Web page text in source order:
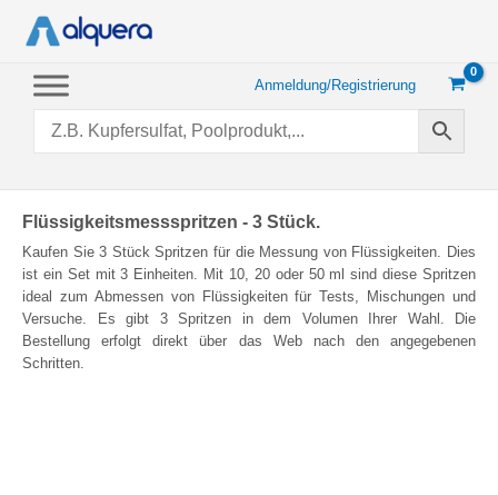
Inhalt
Anmeldung/Registrierung
Flüssigkeitsmessspritzen - 3 Stück.
Kaufen Sie 3 Stück Spritzen für die Messung von Flüssigkeiten. Dies
ist ein Set mit 3 Einheiten. Mit 10, 20 oder 50 ml sind diese Spritzen
ideal zum Abmessen von Flüssigkeiten für Tests, Mischungen und
Versuche. Es gibt 3 Spritzen in dem Volumen Ihrer Wahl. Die
Bestellung erfolgt direkt über das Web nach den angegebenen
Schritten.